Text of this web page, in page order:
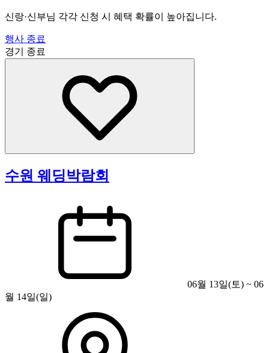
신랑·신부님 각각 신청 시 혜택 확률이 높아집니다.
행사 종료
경기
종료
수원 웨딩박람회
06월 13일(토) ~ 06
월 14일(일)